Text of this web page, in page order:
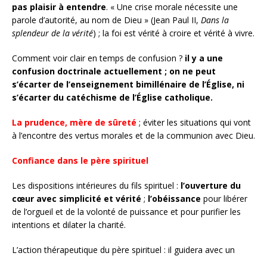
pas plaisir à entendre. « Une crise morale nécessite une
parole d’autorité, au nom de Dieu » (Jean Paul II, Dans la
splendeur de la vérité) ; la foi est vérité à croire et vérité à vivre.
Comment voir clair en temps de confusion ? il y a une
confusion doctrinale actuellement ; on ne peut
s’écarter de l’enseignement bimillénaire de l’Église, ni
s’écarter du catéchisme de l’Église catholique.
La prudence, mère de sûreté ; éviter les situations qui vont
à l’encontre des vertus morales et de la communion avec Dieu.
Confiance dans le père spirituel
Les dispositions intérieures du fils spirituel : l’ouverture du
cœur avec simplicité et vérité ; l’obéissance pour libérer
de l’orgueil et de la volonté de puissance et pour purifier les
intentions et dilater la charité.
L’action thérapeutique du père spirituel : il guidera avec un